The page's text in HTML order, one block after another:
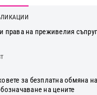
права на преживелия
за безплатна обмяна
на цените